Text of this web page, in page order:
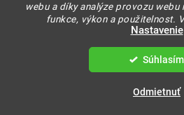
webu a díky analýze provozu
funkce, výkon a použitelnost.
Nastavenie
Odmietnuť
Súhlasím